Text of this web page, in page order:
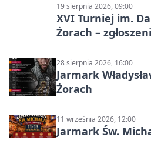
19 sierpnia 2026, 09:00
XVI Turniej im.
Żorach –
28 sierpnia 2026, 16:00
Jarmark
Żorach
11 września 2026, 12:00
Jarmark Św.